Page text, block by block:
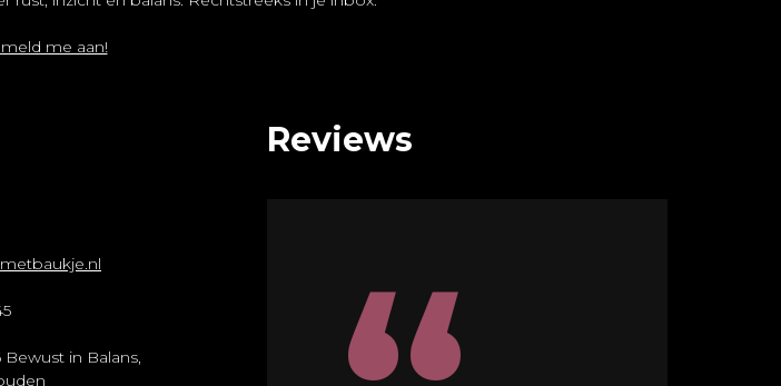
me aan!
in Balans,
Reviews